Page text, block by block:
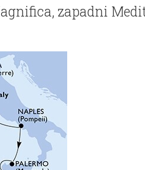
zapadni